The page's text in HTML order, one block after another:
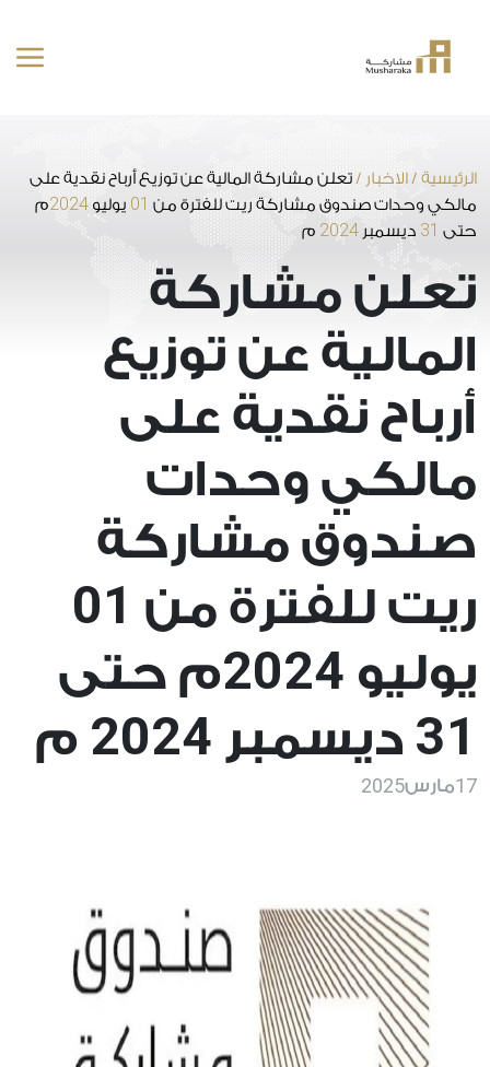
المحتوى
الرئيسية /الاخبار /تعلن مشاركة المالية عن توزيع أرباح نقدية على
مالكي وحدات صندوق مشاركة ريت للفترة من 01 يوليو 2024م
حتى 31 ديسمبر 2024 م
تعلن مشاركة
المالية عن توزيع
أرباح نقدية على
مالكي وحدات
صندوق مشاركة
ريت للفترة من 01
يوليو 2024م حتى
31 ديسمبر 2024 م
17مارس2025